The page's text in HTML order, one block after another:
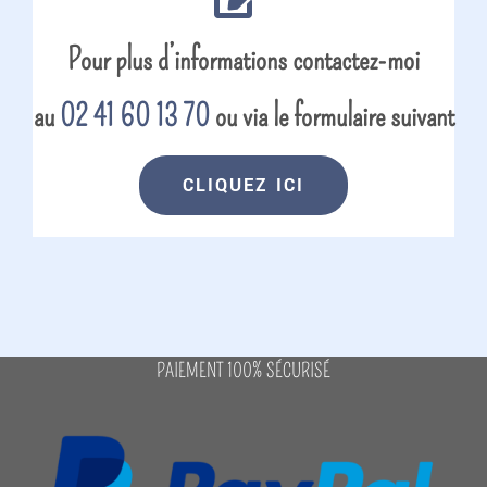
Pour plus d’informations contactez-moi
au 02 41 60 13 70ou via le formulaire suivant
CLIQUEZ ICI
PAIEMENT 100% SÉCURISÉ